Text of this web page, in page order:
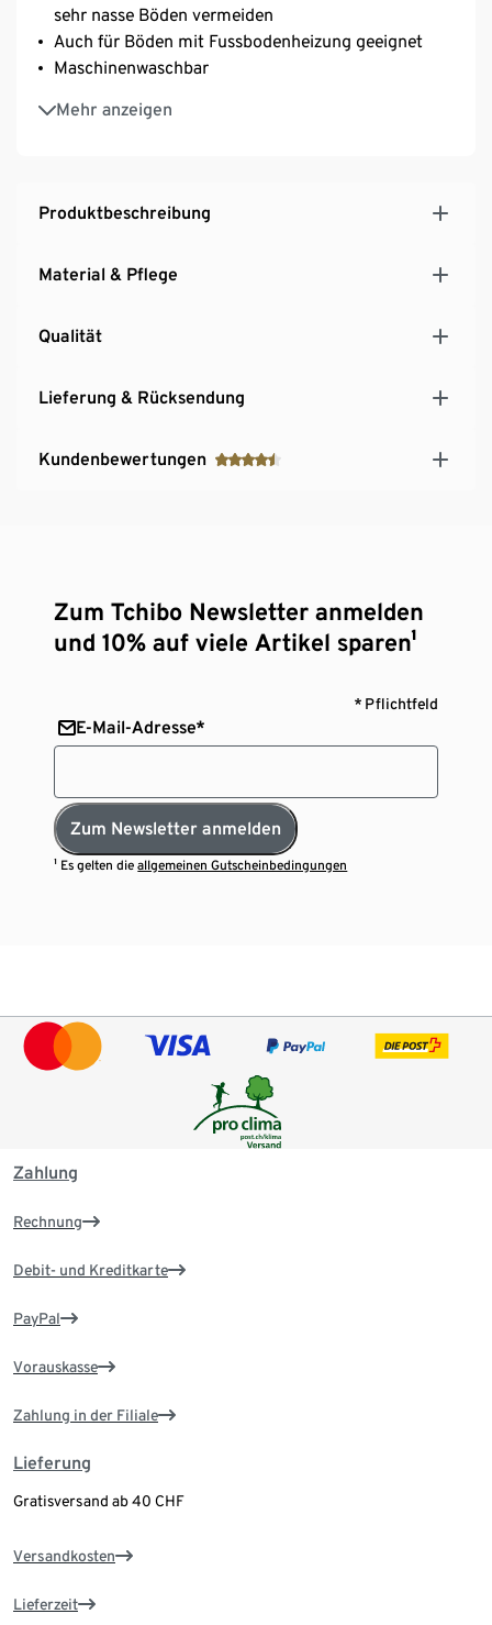
sehr nasse Böden vermeiden
Auch für Böden mit Fussbodenheizung geeignet
Maschinenwaschbar
Mehr anzeigen
Mit recyceltem Material
Diese Badematte schont Ressourcen.
Produktbeschreibung
Material & Pflege
Qualität
Lieferung & Rücksendung
Kundenbewertungen
Zum Tchibo Newsletter anmelden
und 10% auf viele Artikel sparen¹
* Pflichtfeld
E-Mail-Adresse*
Zum Newsletter anmelden
¹ Es gelten dieallgemeinen Gutscheinbedingungen
Zahlung
Rechnung
Debit- und Kreditkarte
PayPal
Vorauskasse
Zahlung in der Filiale
Lieferung
Gratisversand ab 40 CHF
Versandkosten
Lieferzeit